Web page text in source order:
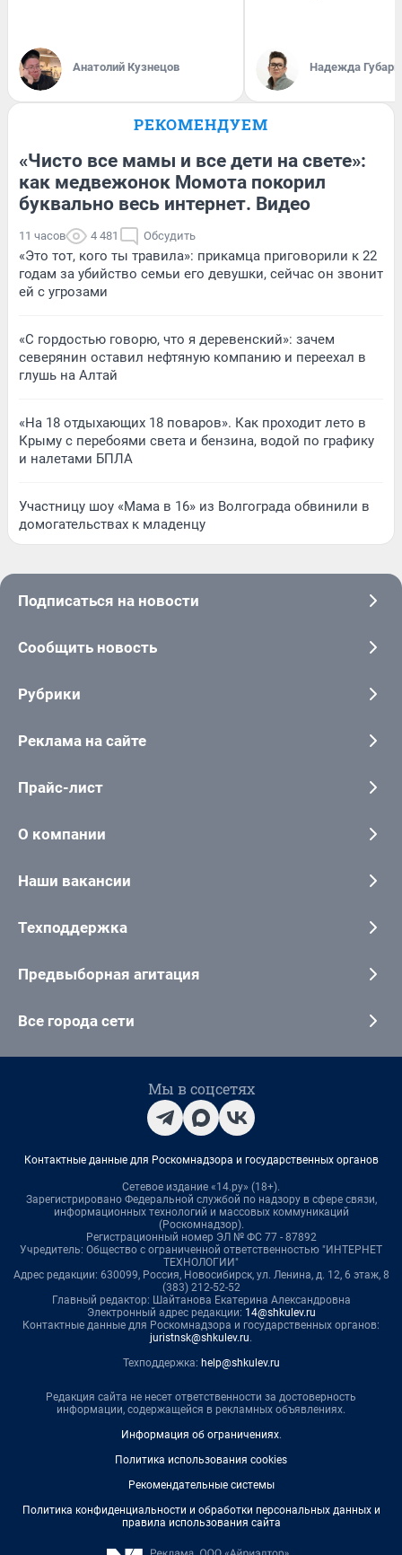
Анатолий Кузнецов Надежда Губарь
РЕКОМЕНДУЕМ
«Чисто все мамы и все дети на свете»:
как медвежонок Момота покорил
буквально весь интернет. Видео
11 часов 4 481 Обсудить
«Это тот, кого ты травила»: прикамца приговорили к 22
годам за убийство семьи его девушки, сейчас он звонит
ей с угрозами
«С гордостью говорю, что я деревенский»: зачем
северянин оставил нефтяную компанию и переехал в
глушь на Алтай
«На 18 отдыхающих 18 поваров». Как проходит лето в
Крыму с перебоями света и бензина, водой по графику
и налетами БПЛА
Участницу шоу «Мама в 16» из Волгограда обвинили в
домогательствах к младенцу
Подписаться на новости
Сообщить новость
Рубрики
Реклама на сайте
Прайс-лист
О компании
Наши вакансии
Техподдержка
Предвыборная агитация
Все города сети
Мы в соцсетях
Контактные данные для Роскомнадзора и государственных органов
Сетевое издание «14.ру» (18+).
Зарегистрировано Федеральной службой по надзору в сфере связи,
информационных технологий и массовых коммуникаций
(Роскомнадзор).
Регистрационный номер ЭЛ № ФС 77 - 87892
Учредитель: Общество с ограниченной ответственностью "ИНТЕРНЕТ
ТЕХНОЛОГИИ"
Адрес редакции: 630099, Россия, Новосибирск, ул. Ленина, д. 12, 6 этаж, 8
(383) 212-52-52
Главный редактор: Шайтанова Екатерина Александровна
Электронный адрес редакции: 14@shkulev.ru
Контактные данные для Роскомнадзора и государственных органов:
juristnsk@shkulev.ru.
Техподдержка: help@shkulev.ru
Редакция сайта не несет ответственности за достоверность
информации, содержащейся в рекламных объявлениях.
Информация об ограничениях.
Политика использования cookies
Рекомендательные системы
Политика конфиденциальности и обработки персональных данных и
правила использования сайта